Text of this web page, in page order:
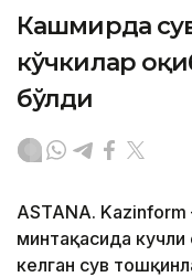
Кашмирда
кўчкилар
бўлди
ASTANA. Kazinform
минтақасида
келган сув